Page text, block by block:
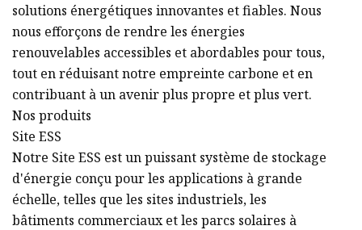
solutions énergétiques innovantes et fiables. Nous
nous efforçons de rendre les énergies
renouvelables accessibles et abordables pour tous,
tout en réduisant notre empreinte carbone et en
contribuant à un avenir plus propre et plus vert.
Nos produits
Site ESS
Notre Site ESS est un puissant système de stockage
d'énergie conçu pour les applications à grande
échelle, telles que les sites industriels, les
bâtiments commerciaux et les parcs solaires à